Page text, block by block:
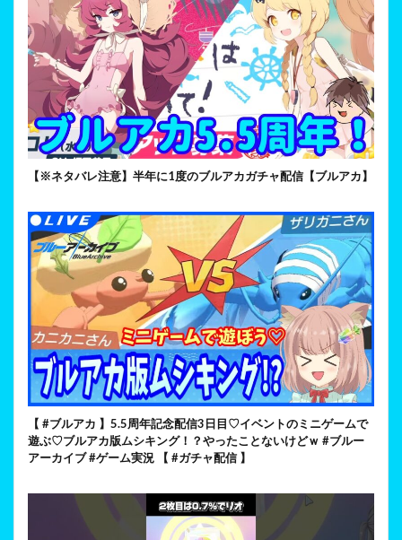
【※ネタバレ注意】半年に1度のブルアカガチャ配信【ブルアカ】
【 #ブルアカ 】5.5周年記念配信3日目♡イベントのミニゲームで
遊ぶ♡ブルアカ版ムシキング！？やったことないけどｗ #ブルー
アーカイブ #ゲーム実況 【 #ガチャ配信 】